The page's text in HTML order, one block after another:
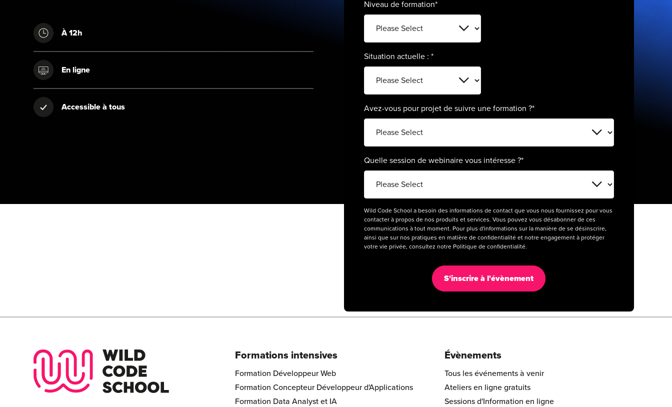
À 12h
En ligne
Accessible à tous
Niveau de formation*
Situation actuelle : *
Avez-vous pour projet de suivre une formation ?*
Quelle session de webinaire vous intéresse ?*
Wild Code School a besoin des informations de contact que vous nous fournissez pour vous
contacter à propos de nos produits et services. Vous pouvez vous désabonner de ces
communications à tout moment. Pour plus d'informations sur la manière de se désinscrire,
ainsi que sur nos pratiques en matière de confidentialité et notre engagement à protéger
votre vie privée, consultez notre Politique de confidentialité.
Wild Code School Footer LogoFormations intensives
Formation Développeur Web
Formation Concepteur Développeur d'Applications
Formation Data Analyst et IA
Évènements
Tous les événements à venir
Ateliers en ligne gratuits
Sessions d'Information en ligne